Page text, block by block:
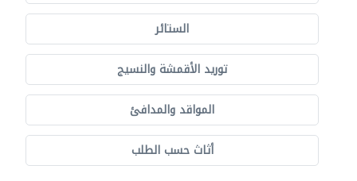
الستائر
توريد الأقمشة والنسيج
المواقد والمدافئ
أثاث حسب الطلب